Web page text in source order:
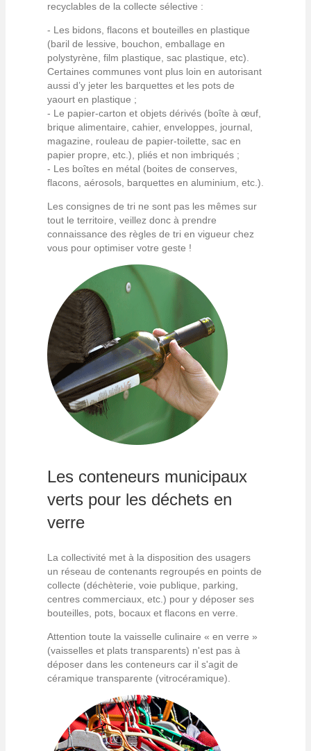
recyclables de la collecte sélective :
- Les bidons, flacons et bouteilles en plastique
(baril de lessive, bouchon, emballage en
polystyrène, film plastique, sac plastique, etc).
Certaines communes vont plus loin en autorisant
aussi d’y jeter les barquettes et les pots de
yaourt en plastique ;
- Le papier-carton et objets dérivés (boîte à œuf,
brique alimentaire, cahier, enveloppes, journal,
magazine, rouleau de papier-toilette, sac en
papier propre, etc.), pliés et non imbriqués ;
- Les boîtes en métal (boites de conserves,
flacons, aérosols, barquettes en aluminium, etc.).
Les consignes de tri ne sont pas les mêmes sur
tout le territoire, veillez donc à prendre
connaissance des règles de tri en vigueur chez
vous pour optimiser votre geste !
Les conteneurs municipaux
verts pour les déchets en
verre
La collectivité met à la disposition des usagers
un réseau de contenants regroupés en points de
collecte (déchèterie, voie publique, parking,
centres commerciaux, etc.) pour y déposer ses
bouteilles, pots, bocaux et flacons en verre.
Attention toute la vaisselle culinaire « en verre »
(vaisselles et plats transparents) n'est pas à
déposer dans les conteneurs car il s'agit de
céramique transparente (vitrocéramique).